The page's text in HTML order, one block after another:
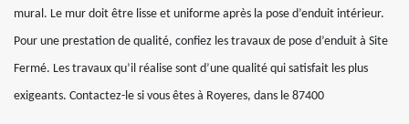
mural. Le mur doit être lisse et uniforme après la pose d’enduit intérieur.
Pour une prestation de qualité, confiez les travaux de pose d’enduit à Site
Fermé. Les travaux qu’il réalise sont d’une qualité qui satisfait les plus
exigeants. Contactez-le si vous êtes à Royeres, dans le 87400